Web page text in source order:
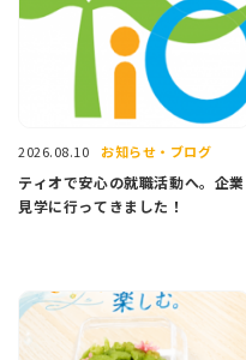
2026.08.10 お知らせ・ブログ
ティオで安心の就職活動へ。企業
見学に行ってきました！